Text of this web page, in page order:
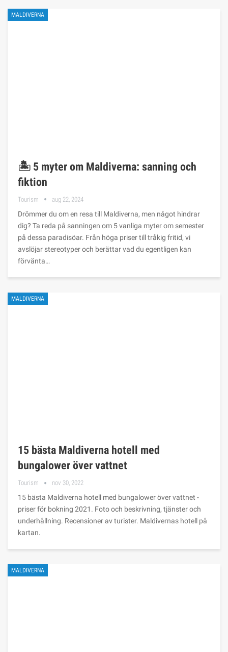
MALDIVERNA
🏝️ 5 myter om Maldiverna: sanning och
fiktion
Tourism aug 22, 2024
Drömmer du om en resa till Maldiverna, men något hindrar
dig? Ta reda på sanningen om 5 vanliga myter om semester
på dessa paradisöar. Från höga priser till tråkig fritid, vi
avslöjar stereotyper och berättar vad du egentligen kan
förvänta…
MALDIVERNA
15 bästa Maldiverna hotell med
bungalower över vattnet
Tourism nov 30, 2022
15 bästa Maldiverna hotell med bungalower över vattnet -
priser för bokning 2021. Foto och beskrivning, tjänster och
underhållning. Recensioner av turister. Maldivernas hotell på
kartan.
MALDIVERNA